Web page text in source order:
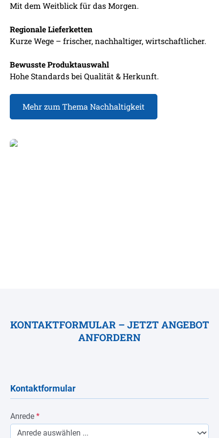
Mit dem Weitblick für das Morgen.
Regionale Lieferketten
Kurze Wege – frischer, nachhaltiger, wirtschaftlicher.
Bewusste Produktauswahl
Hohe Standards bei Qualität & Herkunft.
Mehr zum Thema Nachhaltigkeit
KONTAKTFORMULAR – JETZT ANGEBOT
ANFORDERN
Kontaktformular
Anrede *